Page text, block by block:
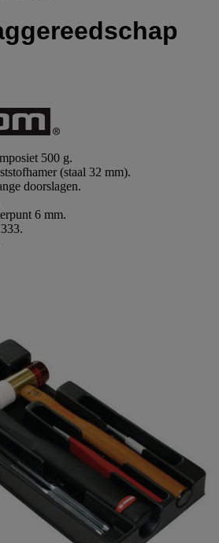
500 g.
(staal 32 mm).
doorslagen.
6 mm.